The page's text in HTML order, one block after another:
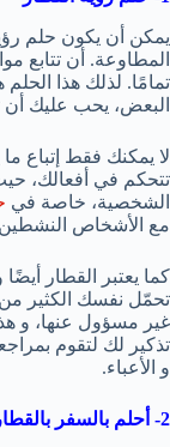
يمكن أن يكون حلم
المطاوعة. أن تتابع
تمامًا. لذلك هذا
البعض، يحب عليك
لا يمكنك فقط إتباع
تتحكم في أفعالك،
الشخصية، خاصة في
مع الأشخاص
كما يعتبر القطار
تحمّل نفسك الكثير
غير مسؤول عنها، و
تذكير لك لتقوم
و الأعباء.
2- أحلم بالسفر بالقطار